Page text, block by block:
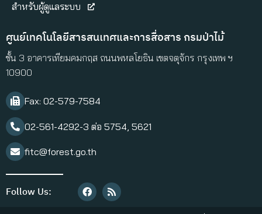
สำหรับผู้ดูแลระบบ
ศูนย์เทคโนโลยีสารสนเทศและการสื่อสาร กรมป่าไม้
ชั้น 3 อาคารเทียมคมกฤส ถนนพหลโยธิน เขตจตุจักร กรุงเทพ ฯ
10900
Fax: 02-579-7584​
02-561-4292-3 ต่อ 5754, 5621
fitc@forest.go.th
Follow Us: